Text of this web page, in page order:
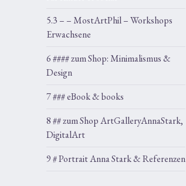
5.3 – – MostArtPhil – Workshops
Erwachsene
6 #### zum Shop: Minimalismus &
Design
7 ### eBook & books
8 ## zum Shop ArtGalleryAnnaStark,
DigitalArt
9 # Portrait Anna Stark & Referenzen